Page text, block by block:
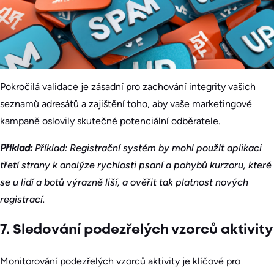
Pokročilá validace je zásadní pro zachování integrity vašich
seznamů adresátů a zajištění toho, aby vaše marketingové
kampaně oslovily skutečné potenciální odběratele.
Příklad: Příklad: Registrační systém by mohl použít aplikaci
třetí strany k analýze rychlosti psaní a pohybů kurzoru, které
se u lidí a botů výrazně liší, a ověřit tak platnost nových
registrací.
7. Sledování podezřelých vzorců aktivity
Monitorování podezřelých vzorců aktivity je klíčové pro